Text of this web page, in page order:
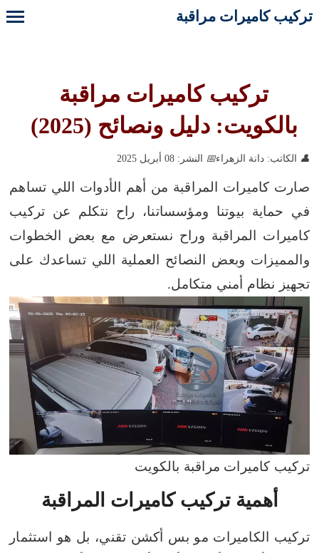
تركيب كاميرات مراقبة
تركيب كاميرات مراقبة
بالكويت: دليل ونصائح (2025)
الكاتب: دانة الزهراء النشر: 08 أبريل 2025
صارت كاميرات المراقبة من أهم الأدوات اللي تساهم
في حماية بيوتنا ومؤسساتنا، راح نتكلم عن تركيب
كاميرات المراقبة وراح نستعرض مع بعض الخطوات
والمميزات وبعض النصائح العملية اللي تساعدك على
تجهيز نظام أمني متكامل.
تركيب كاميرات مراقبة بالكويت
أهمية تركيب كاميرات المراقبة
تركيب الكاميرات مو بس أكشن تقني، بل هو استثمار